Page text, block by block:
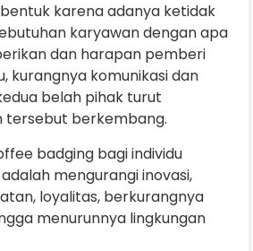
karena adanya ketidak
karyawan dengan apa
dan harapan pemberi
kurangnya komunikasi dan
belah pihak turut
tersebut berkembang.
badging bagi individu
mengurangi inovasi,
loyalitas, berkurangnya
menurunnya lingkungan